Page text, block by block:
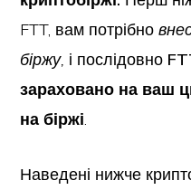
FTT, вам потрібно
біржу, і послідовно
зараховано на ваш
на біржі.
Наведені нижче